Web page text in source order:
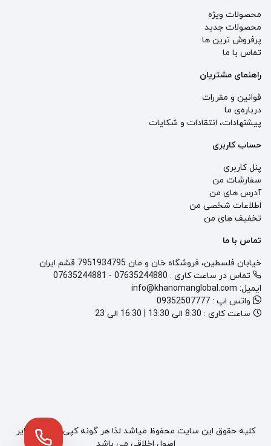
محصولات ویژه
محصولات جدید
پرفروش ترین‌ ها
تماس با ما
راهنمای مشتریان
قوانین و مقررات
درباره‌ی ما
پيشنهادات، انتقادات و شكايات
حساب کاربری
پنل کاربری
سفارشات من
آدرس های من
اطلاعات شخصی من
تخفیف های من
تماس با ما
خیابان فلسطین، فروشگاه خان و مان 7951934795 قشم ایران
تماس در ساعت کاری : 07635244880
-
07635244881
ایمیل: info@khanomanglobal.com
واتس اپ : 09352507777
ساعت کاری : 8:30 الی 13:30 | 16:30 الی 23
کلیه حقوق این سایت محفوظ میاشد لذا هر گونه کپی برداری مغایر